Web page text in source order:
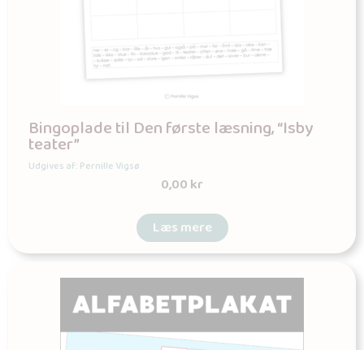
Bingoplade til Den første læsning, “Isby
teater”
Udgives af: Pernille Vigsø
0,00kr
Læs mere